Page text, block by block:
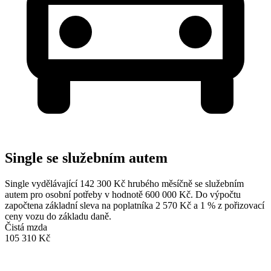
Single se služebním autem
Single vydělávající 142 300 Kč hrubého měsíčně se služebním
autem pro osobní potřeby v hodnotě 600 000 Kč. Do výpočtu
započtena základní sleva na poplatníka 2 570 Kč a 1 % z pořizovací
ceny vozu do základu daně.
Čistá mzda
105 310 Kč